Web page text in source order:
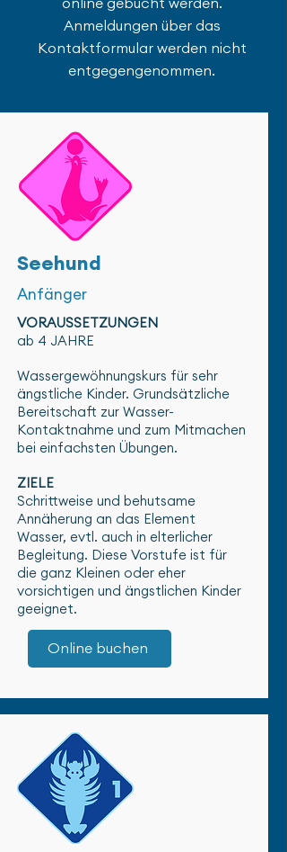
online gebucht werden.
Anmeldungen über das
Kontaktformular werden nicht
entgegengenommen.
Seehund
Anfänger
VORAUSSETZUNGEN
ab 4 JAHRE
Wassergewöhnungskurs für sehr
ängstliche Kinder. Grundsätzliche
Bereitschaft zur Wasser-
Kontaktnahme und zum Mitmachen
bei einfachsten Übungen.
ZIELE
Schrittweise und behutsame
Annäherung an das Element
Wasser, evtl. auch in elterlicher
Begleitung. Diese Vorstufe ist für
die ganz Kleinen oder eher
vorsichtigen und ängstlichen Kinder
geeignet.
Online buchen